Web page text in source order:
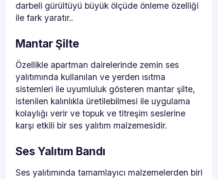
darbeli gürültüyü büyük ölçüde önleme özelliği
ile fark yaratır..
Mantar Şilte
Özellikle apartman dairelerinde zemin ses
yalıtımında kullanılan ve yerden ısıtma
sistemleri ile uyumluluk gösteren mantar şilte,
istenilen kalınlıkla üretilebilmesi ile uygulama
kolaylığı verir ve topuk ve titreşim seslerine
karşı etkili bir ses yalıtım malzemesidir.
Ses Yalıtım Bandı
Ses yalıtımında tamamlayıcı malzemelerden biri